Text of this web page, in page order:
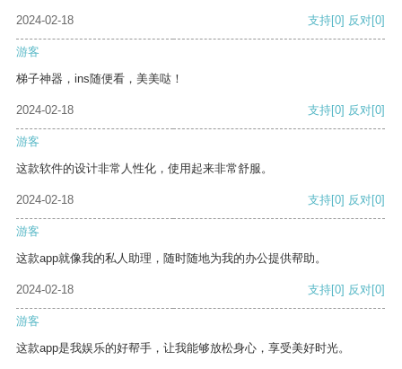
2024-02-18 支持[0] 反对[0]
游客
梯子神器，ins随便看，美美哒！
2024-02-18 支持[0] 反对[0]
游客
这款软件的设计非常人性化，使用起来非常舒服。
2024-02-18 支持[0] 反对[0]
游客
这款app就像我的私人助理，随时随地为我的办公提供帮助。
2024-02-18 支持[0] 反对[0]
游客
这款app是我娱乐的好帮手，让我能够放松身心，享受美好时光。